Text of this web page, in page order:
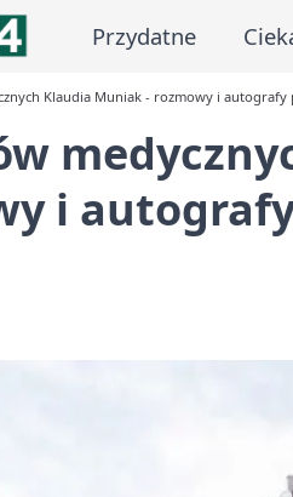
Przydatne
Klaudia Muniak - rozmowy i autografy
i